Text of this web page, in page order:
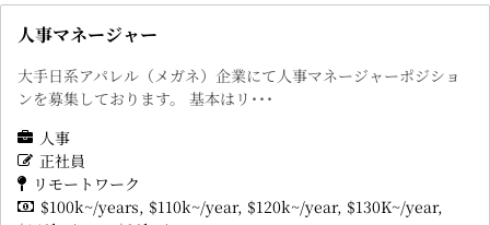
人事マネージャー
大手日系アパレル（メガネ）企業にて人事マネージャーポジショ
ンを募集しております。 基本はリ･･･
人事
正社員
リモートワーク
$100k~/years $110k~/year $120k~/year $130K~/year